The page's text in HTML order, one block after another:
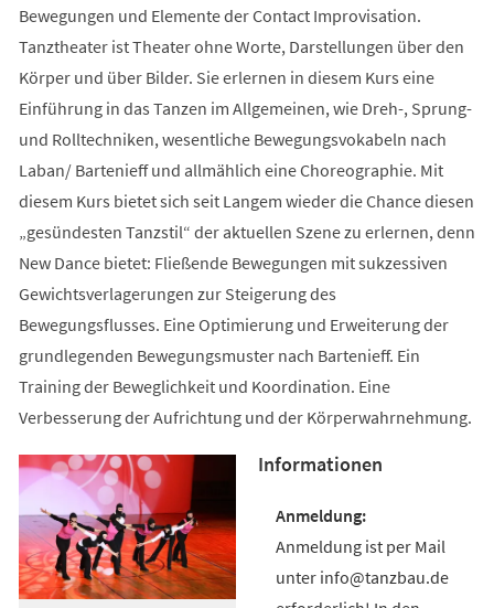
Bewegungen und Elemente der Contact Improvisation.
Tanztheater ist Theater ohne Worte, Darstellungen über den
Körper und über Bilder. Sie erlernen in diesem Kurs eine
Einführung in das Tanzen im Allgemeinen, wie Dreh-, Sprung-
und Rolltechniken, wesentliche Bewegungsvokabeln nach
Laban/ Bartenieff und allmählich eine Choreographie. Mit
diesem Kurs bietet sich seit Langem wieder die Chance diesen
„gesündesten Tanzstil“ der aktuellen Szene zu erlernen, denn
New Dance bietet: Fließende Bewegungen mit sukzessiven
Gewichtsverlagerungen zur Steigerung des
Bewegungsflusses. Eine Optimierung und Erweiterung der
grundlegenden Bewegungsmuster nach Bartenieff. Ein
Training der Beweglichkeit und Koordination. Eine
Verbesserung der Aufrichtung und der Körperwahrnehmung.
Informationen
Anmeldung ist per Mail
unter info@tanzbau.de